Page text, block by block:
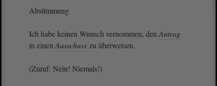
Abstimmung
Ich habe keinen Wunsch vernommen, den Antrag
in einen Ausschuss zu überweisen.
(Zuruf: Nein! Niemals!)